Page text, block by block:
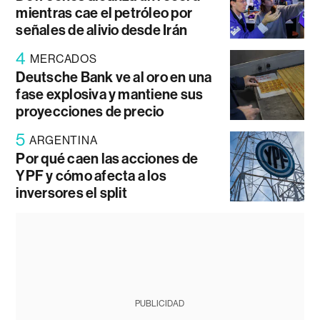
mientras cae el petróleo por
señales de alivio desde Irán
4 MERCADOS
Deutsche Bank ve al oro en una
fase explosiva y mantiene sus
proyecciones de precio
5 ARGENTINA
Por qué caen las acciones de
YPF y cómo afecta a los
inversores el split
PUBLICIDAD